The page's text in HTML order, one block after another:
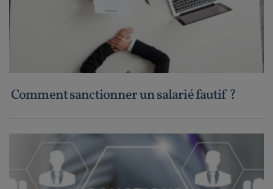
Comment sanctionner un salarié fautif ?